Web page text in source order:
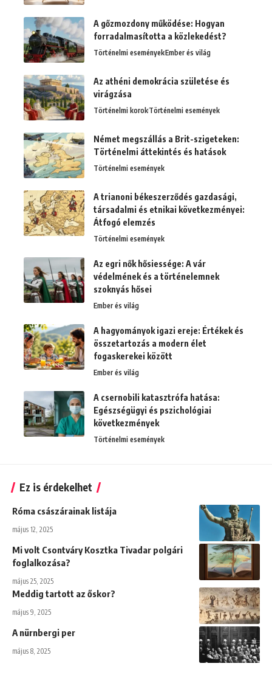
A gőzmozdony működése: Hogyan
forradalmasította a közlekedést?
Történelmi eseményekEmber és világ
Az athéni demokrácia születése és
virágzása
Történelmi korokTörténelmi események
Német megszállás a Brit-szigeteken:
Történelmi áttekintés és hatások
Történelmi események
A trianoni békeszerződés gazdasági,
társadalmi és etnikai következményei:
Átfogó elemzés
Történelmi események
Az egri nők hősiessége: A vár
védelmének és a történelemnek
szoknyás hősei
Ember és világ
A hagyományok igazi ereje: Értékek és
összetartozás a modern élet
fogaskerekei között
Ember és világ
A csernobili katasztrófa hatása:
Egészségügyi és pszichológiai
következmények
Történelmi események
Ez is érdekelhet
Róma császárainak listája
május 12, 2025
Mi volt Csontváry Kosztka Tivadar polgári
foglalkozása?
május 25, 2025
Meddig tartott az őskor?
május 9, 2025
A nürnbergi per
május 8, 2025